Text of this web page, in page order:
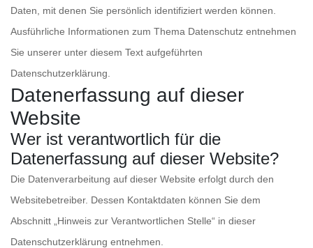
Daten, mit denen Sie persönlich identifiziert werden können.
Ausführliche Informationen zum Thema Datenschutz entnehmen
Sie unserer unter diesem Text aufgeführten
Datenschutzerklärung.
Datenerfassung auf dieser
Website
Wer ist verantwortlich für die
Datenerfassung auf dieser Website?
Die Datenverarbeitung auf dieser Website erfolgt durch den
Websitebetreiber. Dessen Kontaktdaten können Sie dem
Abschnitt „Hinweis zur Verantwortlichen Stelle“ in dieser
Datenschutzerklärung entnehmen.